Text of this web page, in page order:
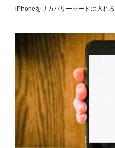
iPhoneをリカバリーモードに入れる